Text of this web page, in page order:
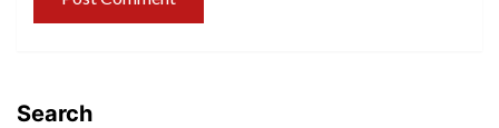
Search